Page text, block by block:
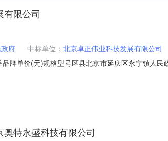
限公司
府 中标单位： 北京卓正伟业科技发展有限公司
牌单价(元)规格型号区县北京市延庆区永宁镇人
特永盛科技有限公司